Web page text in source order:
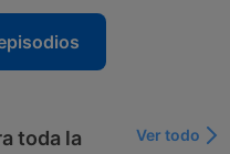
toda la
Ver todo